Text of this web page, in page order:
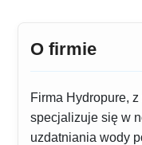
O firmie
Firma Hydropure,
specjalizuje się w
uzdatniania wody